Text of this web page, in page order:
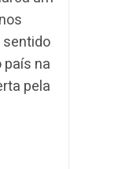
sentido
país na
pela